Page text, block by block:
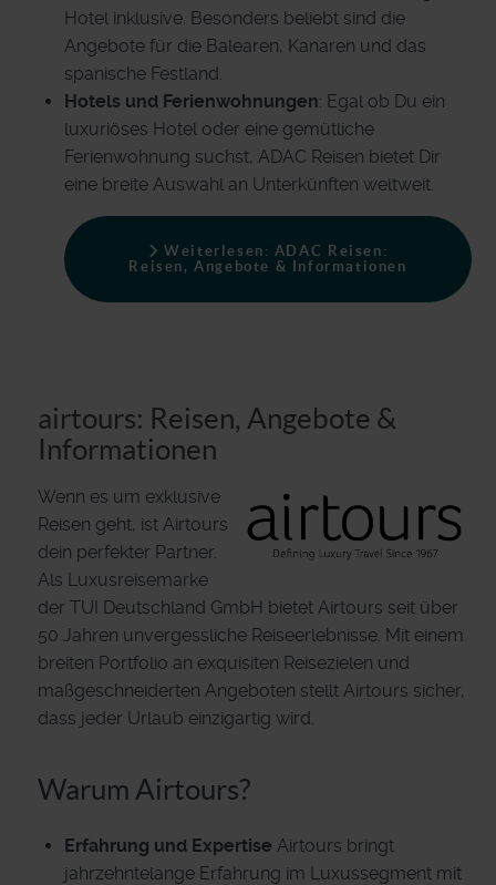
Hotel inklusive. Besonders beliebt sind die
Angebote für die Balearen, Kanaren und das
spanische Festland.
Hotels und Ferienwohnungen: Egal ob Du ein
luxuriöses Hotel oder eine gemütliche
Ferienwohnung suchst, ADAC Reisen bietet Dir
eine breite Auswahl an Unterkünften weltweit.
Weiterlesen: ADAC Reisen:
Reisen, Angebote & Informationen
airtours: Reisen, Angebote &
Informationen
Wenn es um exklusive
Reisen geht, ist Airtours
dein perfekter Partner.
Als Luxusreisemarke
der TUI Deutschland GmbH bietet Airtours seit über
50 Jahren unvergessliche Reiseerlebnisse. Mit einem
breiten Portfolio an exquisiten Reisezielen und
maßgeschneiderten Angeboten stellt Airtours sicher,
dass jeder Urlaub einzigartig wird.
Warum Airtours?
Erfahrung und Expertise Airtours bringt
jahrzehntelange Erfahrung im Luxussegment mit